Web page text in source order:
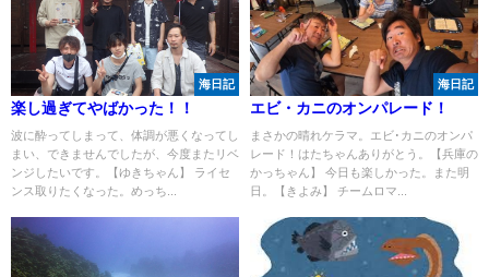
海日記
楽し過ぎてやばかった！！
波に酔ってしまって、体調が悪くなってし
まい、できませんでしたが、今度またリベ
ンジしたいです。【ゆきちゃん】 ライセ
ンス取りたくなった。めっち...
海日記
エビ・カニのオンパレード！
まさかの晴れケラマ。エビ･カニのオンパ
レード！はたちゃんありがとう。【兵庫の
かっちゃん】 今日も楽しかった。また明
日。【きよみ】 チームロマ...